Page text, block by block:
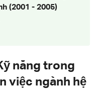
(2001 - 2005)
năng trong
việc ngành hệ